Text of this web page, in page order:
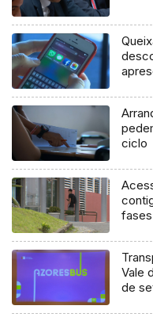
ciclo
fases
Vale
de